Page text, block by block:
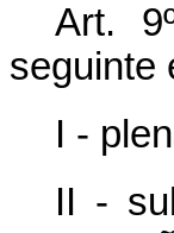
Art.
seguinte
I -
II -